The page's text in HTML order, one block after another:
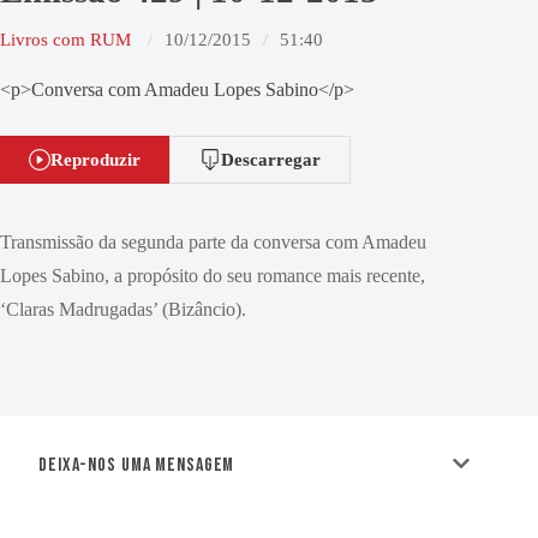
Livros com RUM 10/12/2015 51:40
<p>Conversa com Amadeu Lopes Sabino</p>
Reproduzir Descarregar
Transmissão da segunda parte da conversa com Amadeu
Lopes Sabino, a propósito do seu romance mais recente,
‘Claras Madrugadas’ (Bizâncio).
Deixa-nos uma mensagem